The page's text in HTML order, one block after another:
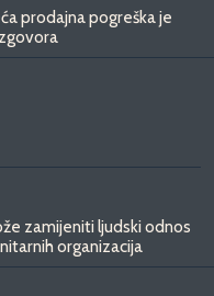
prodajna pogreška je
zamijeniti ljudski odnos
organizacija